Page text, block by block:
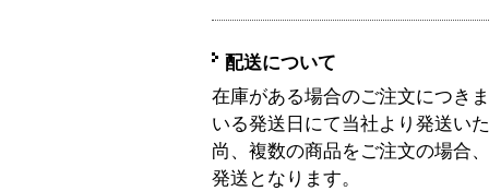
配送について
在庫がある場合のご注文につき
いる発送日にて当社より発送い
尚、複数の商品をご注文の場合
発送となります。